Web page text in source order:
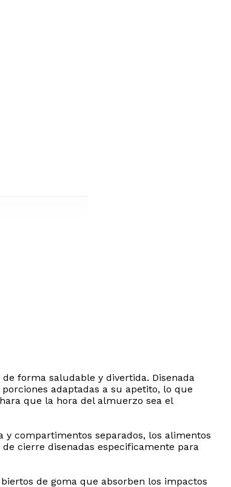
forma saludable y divertida. Disenada
adaptadas a su apetito, lo que
que la hora del almuerzo sea el
y compartimentos separados, los alimentos
cierre disenadas especificamente para
de goma que absorben los impactos